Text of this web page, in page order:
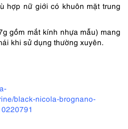
hợp nữ giới có khuôn mặt trung
gồm mắt kính nhựa mẫu) mang
khi sử dụng thường xuyên.
black-nicola-brognano-